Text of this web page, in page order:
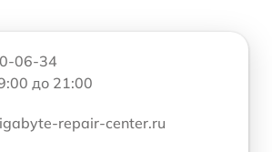
06-34
до 21:00
repair-center.ru